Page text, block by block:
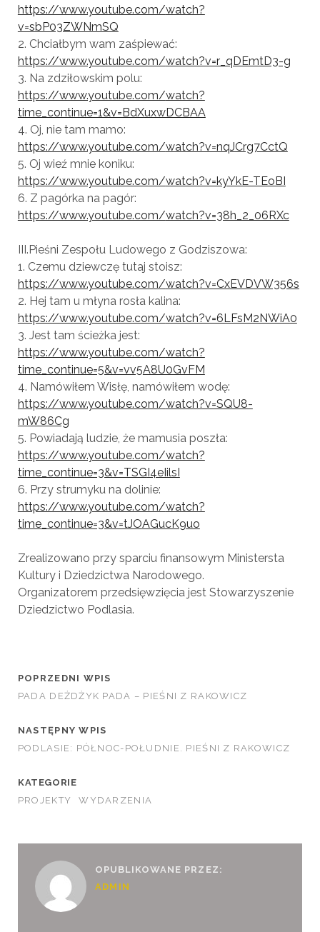
https://www.youtube.com/watch?
v=sbP03ZWNmSQ
2. Chciałbym wam zaśpiewać:
https://www.youtube.com/watch?v=r_qDEmtD3-g
3. Na zdziłowskim polu:
https://www.youtube.com/watch?
time_continue=1&v=BdXuxwDCBAA
4. Oj, nie tam mamo:
https://www.youtube.com/watch?v=nqJCrg7CctQ
5. Oj wieź mnie koniku:
https://www.youtube.com/watch?v=kyYkE-TEoBI
6. Z pagórka na pagór:
https://www.youtube.com/watch?v=38h_2_06RXc
III.Pieśni Zespołu Ludowego z Godziszowa:
1. Czemu dziewczę tutaj stoisz:
https://www.youtube.com/watch?v=CxEVDVW356s
2. Hej tam u młyna rosła kalina:
https://www.youtube.com/watch?v=6LFsM2NWiA0
3. Jest tam ścieżka jest:
https://www.youtube.com/watch?
time_continue=5&v=vv5A8U0GvFM
4. Namówiłem Wisłę, namówiłem wodę:
https://www.youtube.com/watch?v=SQU8-
mW86Cg
5. Powiadają ludzie, że mamusia poszła:
https://www.youtube.com/watch?
time_continue=3&v=TSGI4eIilsI
6. Przy strumyku na dolinie:
https://www.youtube.com/watch?
time_continue=3&v=tJOAGucK9uo
Zrealizowano przy sparciu finansowym Ministersta
Kultury i Dziedzictwa Narodowego.
Organizatorem przedsięwzięcia jest Stowarzyszenie
Dziedzictwo Podlasia.
POPRZEDNI WPIS
PADA DEŻDŻYK PADA – PIEŚNI Z RAKOWICZ
NASTĘPNY WPIS
PODLASIE: PÓŁNOC-POŁUDNIE. PIEŚNI Z RAKOWICZ
KATEGORIE
PROJEKTY
WYDARZENIA
OPUBLIKOWANE PRZEZ:
ADMIN